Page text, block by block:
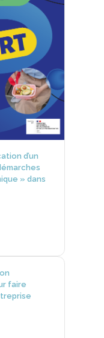
d’un
» dans
faire